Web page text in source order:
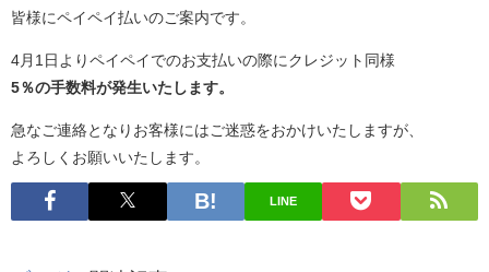
皆様にペイペイ払いのご案内です。
4月1日よりペイペイでのお支払いの際にクレジット同様
5％の手数料が発生いたします。
急なご連絡となりお客様にはご迷惑をおかけいたしますが、
よろしくお願いいたします。
LINE